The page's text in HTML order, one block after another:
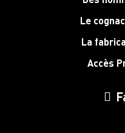
Le
La
Accès